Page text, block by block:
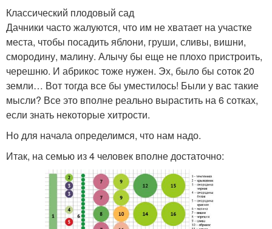
Классический плодовый сад
Дачники часто жалуются, что им не хватает на участке
места, чтобы посадить яблони, груши, сливы, вишни,
смородину, малину. Алычу бы еще не плохо пристроить,
черешню. И абрикос тоже нужен. Эх, было бы соток 20
земли… Вот тогда все бы уместилось! Были у вас такие
мысли? Все это вполне реально вырастить на 6 сотках,
если знать некоторые хитрости.
Но для начала определимся, что нам надо.
Итак, на семью из 4 человек вполне достаточно: